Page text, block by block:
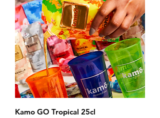
Kamo GO Tropical 25cl